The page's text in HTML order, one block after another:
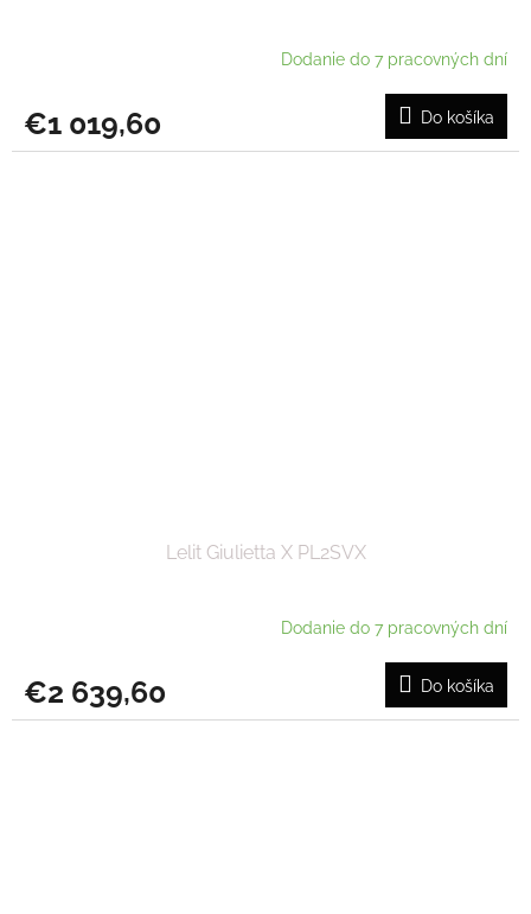
Dodanie do 7 pracovných dní
€1 019,60 Do košíka
Lelit Giulietta X PL2SVX
Dodanie do 7 pracovných dní
€2 639,60 Do košíka